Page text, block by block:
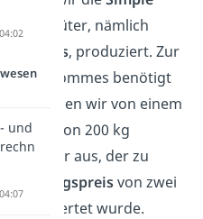
zwei Güter, nämlich
Pommes, produziert. Zur
der Pommes benötigt
Gehen wir von einem
von 200 kg
im Lager aus, der zu
von zwei
Kilo bewertet wurde.
und